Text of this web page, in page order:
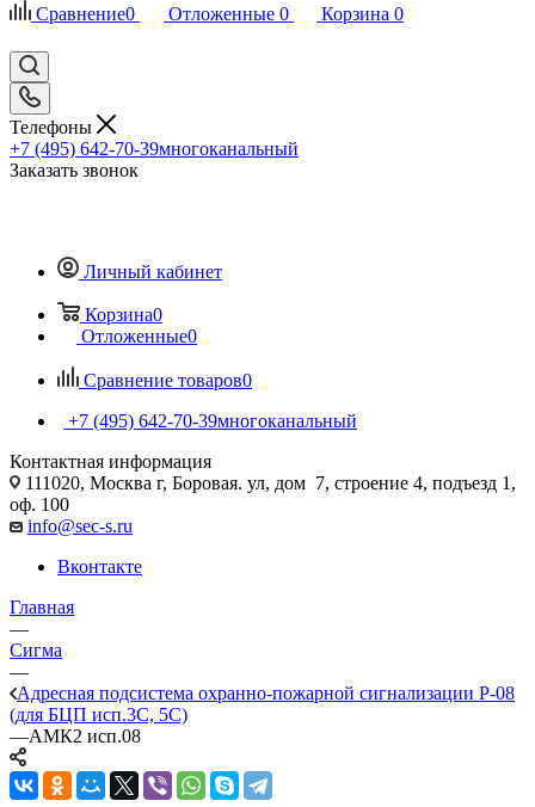
Сравнение0 Отложенные 0 Корзина 0
Телефоны
+7 (495) 642-70-39многоканальный
Заказать звонок
Личный кабинет
Корзина0
Отложенные0
Сравнение товаров0
+7 (495) 642-70-39многоканальный
Контактная информация
111020, Москва г, Боровая. ул, дом 7, строение 4, подъезд 1,
оф. 100
info@sec-s.ru
Вконтакте
Главная
—
Сигма
—
Адресная подсистема охранно-пожарной сигнализации Р-08
(для БЦП исп.3С, 5С)
—АМК2 исп.08